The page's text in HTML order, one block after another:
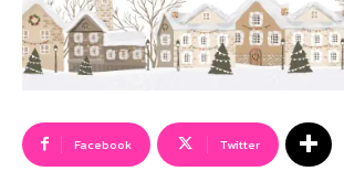
Facebook Twitter